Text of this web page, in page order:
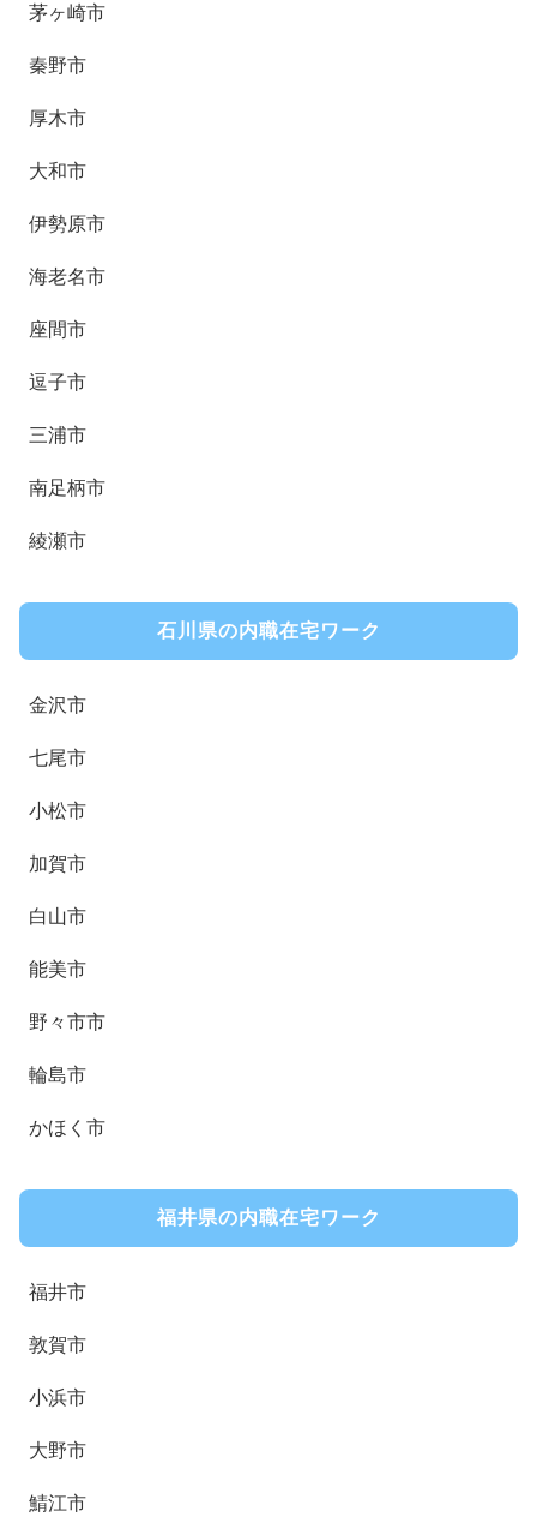
茅ヶ崎市
秦野市
厚木市
大和市
伊勢原市
海老名市
座間市
逗子市
三浦市
南足柄市
綾瀬市
石川県の内職在宅ワーク
金沢市
七尾市
小松市
加賀市
白山市
能美市
野々市市
輪島市
かほく市
福井県の内職在宅ワーク
福井市
敦賀市
小浜市
大野市
鯖江市